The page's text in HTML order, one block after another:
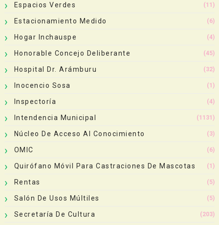
Espacios Verdes (11)
Estacionamiento Medido (6)
Hogar Inchauspe (4)
Honorable Concejo Deliberante (45)
Hospital Dr. Arámburu (32)
Inocencio Sosa (1)
Inspectoría (4)
Intendencia Municipal (1131)
Núcleo De Acceso Al Conocimiento (3)
OMIC (6)
Quirófano Móvil Para Castraciones De Mascotas (1)
Rentas (5)
Salón De Usos Múltiles (5)
Secretaría De Cultura (203)